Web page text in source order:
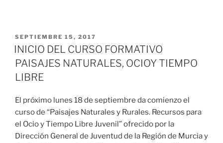
SEPTIEMBRE 15, 2017
INICIO DEL CURSO FORMATIVO
PAISAJES NATURALES, OCIOY TIEMPO
LIBRE
El próximo lunes 18 de septiembre da comienzo el
curso de “Paisajes Naturales y Rurales. Recursos para
el Ocio y Tiempo Libre Juvenil” ofrecido por la
Dirección General de Juventud de la Región de Murcia y